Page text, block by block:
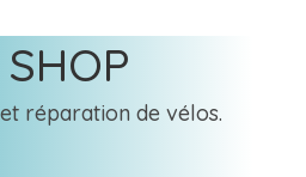
réparation de vélos.